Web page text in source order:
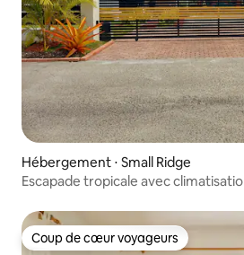
Hébergement ⋅ Small Ridge
Escapade tropicale avec
Coup de cœur voyageurs
Coup de cœur voyageurs